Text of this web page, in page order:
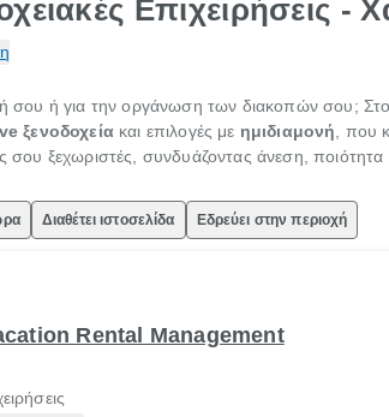
Επιχειρήσεις -
σου ή για την οργάνωση των διακοπών σου;
ξενοδοχείακαι επιλογές με ημιδιαμονή , που
σου ξεχωριστές, συνδυάζοντας άνεση, ποιότητα
Διαθέτει ιστοσελίδα Εδρεύει στην περιοχή
Rental Management